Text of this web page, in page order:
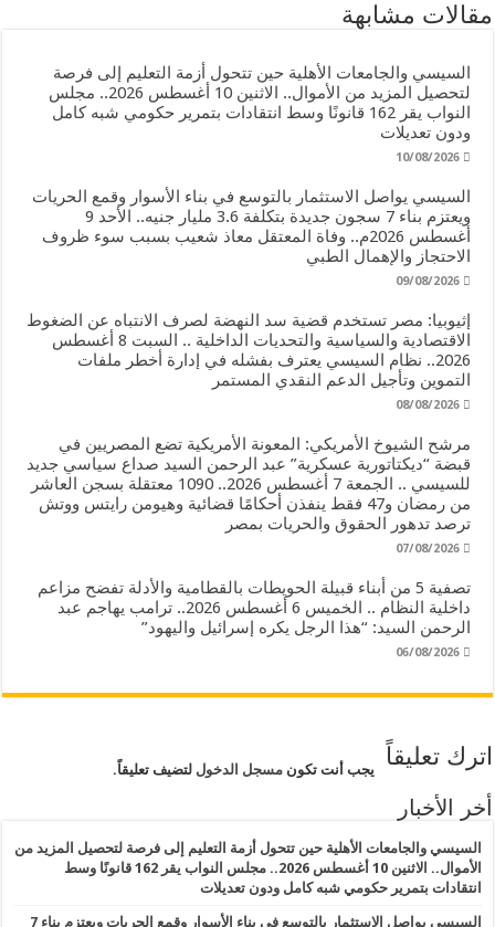
مقالات مشابهة
السيسي والجامعات الأهلية حين تتحول أزمة التعليم إلى فرصة
لتحصيل المزيد من الأموال.. الاثنين 10 أغسطس 2026.. مجلس
النواب يقر 162 قانونًا وسط انتقادات بتمرير حكومي شبه كامل
ودون تعديلات
10/08/2026
السيسي يواصل الاستثمار بالتوسع في بناء الأسوار وقمع الحريات
ويعتزم بناء 7 سجون جديدة بتكلفة 3.6 مليار جنيه.. الأحد 9
أغسطس 2026م.. وفاة المعتقل معاذ شعيب بسبب سوء ظروف
الاحتجاز والإهمال الطبي
09/08/2026
إثيوبيا: مصر تستخدم قضية سد النهضة لصرف الانتباه عن الضغوط
الاقتصادية والسياسية والتحديات الداخلية .. السبت 8 أغسطس
2026.. نظام السيسي يعترف بفشله في إدارة أخطر ملفات
التموين وتأجيل الدعم النقدي المستمر
08/08/2026
مرشح الشيوخ الأمريكي: المعونة الأمريكية تضع المصريين في
قبضة “ديكتاتورية عسكرية” عبد الرحمن السيد صداع سياسي جديد
للسيسي .. الجمعة 7 أغسطس 2026.. 1090 معتقلة بسجن العاشر
من رمضان و47 فقط ينفذن أحكامًا قضائية وهيومن رايتس ووتش
ترصد تدهور الحقوق والحريات بمصر
07/08/2026
تصفية 5 من أبناء قبيلة الحويطات بالقطامية والأدلة تفضح مزاعم
داخلية النظام .. الخميس 6 أغسطس 2026.. ترامب يهاجم عبد
الرحمن السيد: “هذا الرجل يكره إسرائيل واليهود”
06/08/2026
اترك تعليقاً يجب أنت تكونمسجل الدخول لتضيف تعليقاً.
أخر الأخبار
السيسي والجامعات الأهلية حين تتحول أزمة التعليم إلى فرصة لتحصيل المزيد من
الأموال.. الاثنين 10 أغسطس 2026.. مجلس النواب يقر 162 قانونًا وسط
انتقادات بتمرير حكومي شبه كامل ودون تعديلات
السيسي يواصل الاستثمار بالتوسع في بناء الأسوار وقمع الحريات ويعتزم بناء 7